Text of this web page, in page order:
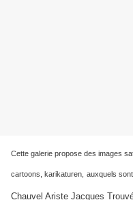
Cette galerie propose des images
cartoons, karikaturen, auxquels
Chauvel Ariste Jacques